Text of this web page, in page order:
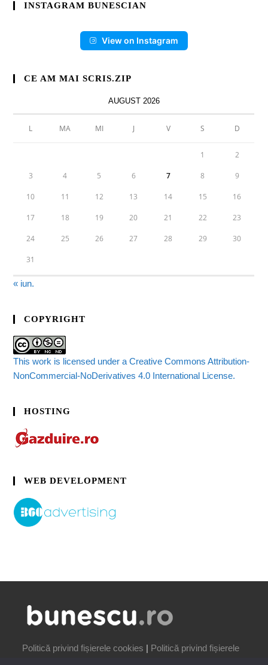
INSTAGRAM BUNESCIAN
View on Instagram
CE AM MAI SCRIS.ZIP
AUGUST 2026
L MA MI J V S D
1 2
3 4 5 6 7 8 9
10 11 12 13 14 15 16
17 18 19 20 21 22 23
24 25 26 27 28 29 30
31
« iun.
COPYRIGHT
This work is licensed under a Creative Commons Attribution-
NonCommercial-NoDerivatives 4.0 International License.
HOSTING
WEB DEVELOPMENT
Politică privind fișierele cookies | Politică privind fișierele